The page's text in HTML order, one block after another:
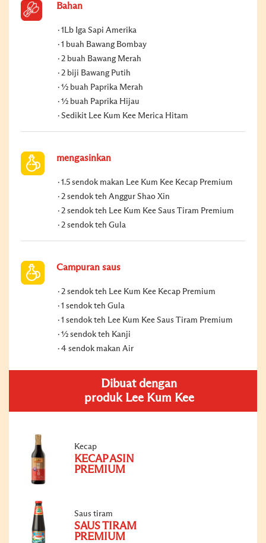
Bahan
1Lb Iga Sapi Amerika
1 buah Bawang Bombay
2 buah Bawang Merah
2 biji Bawang Putih
½ buah Paprika Merah
½ buah Paprika Hijau
Sedikit Lee Kum Kee Merica Hitam
mengasinkan
1.5 sendok makan Lee Kum Kee Kecap Premium
2 sendok teh Anggur Shao Xin
2 sendok teh Lee Kum Kee Saus Tiram Premium
2 sendok teh Gula
Campuran saus
2 sendok teh Lee Kum Kee Kecap Premium
1 sendok teh Gula
1 sendok teh Lee Kum Kee Saus Tiram Premium
½ sendok teh Kanji
4 sendok makan Air
Dibuat dengan
produk Lee Kum Kee
Kecap
KECAP ASIN
PREMIUM
Saus tiram
SAUS TIRAM
PREMIUM